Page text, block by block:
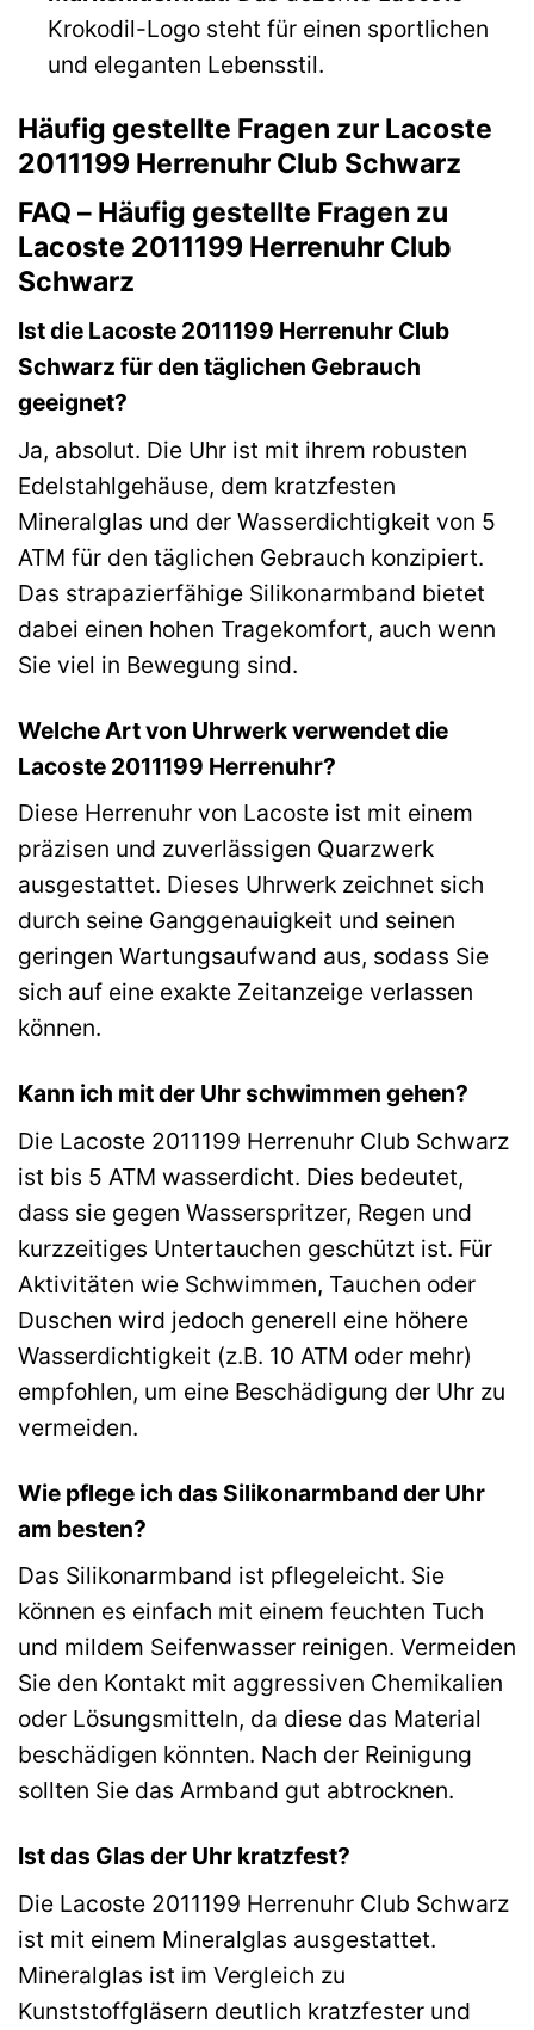
Krokodil-Logo steht für einen sportlichen
und eleganten Lebensstil.
Häufig gestellte Fragen zur Lacoste
2011199 Herrenuhr Club Schwarz
FAQ – Häufig gestellte Fragen zu
Lacoste 2011199 Herrenuhr Club
Schwarz
Ist die Lacoste 2011199 Herrenuhr Club
Schwarz für den täglichen Gebrauch
geeignet?
Ja, absolut. Die Uhr ist mit ihrem robusten
Edelstahlgehäuse, dem kratzfesten
Mineralglas und der Wasserdichtigkeit von 5
ATM für den täglichen Gebrauch konzipiert.
Das strapazierfähige Silikonarmband bietet
dabei einen hohen Tragekomfort, auch wenn
Sie viel in Bewegung sind.
Welche Art von Uhrwerk verwendet die
Lacoste 2011199 Herrenuhr?
Diese Herrenuhr von Lacoste ist mit einem
präzisen und zuverlässigen Quarzwerk
ausgestattet. Dieses Uhrwerk zeichnet sich
durch seine Ganggenauigkeit und seinen
geringen Wartungsaufwand aus, sodass Sie
sich auf eine exakte Zeitanzeige verlassen
können.
Kann ich mit der Uhr schwimmen gehen?
Die Lacoste 2011199 Herrenuhr Club Schwarz
ist bis 5 ATM wasserdicht. Dies bedeutet,
dass sie gegen Wasserspritzer, Regen und
kurzzeitiges Untertauchen geschützt ist. Für
Aktivitäten wie Schwimmen, Tauchen oder
Duschen wird jedoch generell eine höhere
Wasserdichtigkeit (z.B. 10 ATM oder mehr)
empfohlen, um eine Beschädigung der Uhr zu
vermeiden.
Wie pflege ich das Silikonarmband der Uhr
am besten?
Das Silikonarmband ist pflegeleicht. Sie
können es einfach mit einem feuchten Tuch
und mildem Seifenwasser reinigen. Vermeiden
Sie den Kontakt mit aggressiven Chemikalien
oder Lösungsmitteln, da diese das Material
beschädigen könnten. Nach der Reinigung
sollten Sie das Armband gut abtrocknen.
Ist das Glas der Uhr kratzfest?
Die Lacoste 2011199 Herrenuhr Club Schwarz
ist mit einem Mineralglas ausgestattet.
Mineralglas ist im Vergleich zu
Kunststoffgläsern deutlich kratzfester und